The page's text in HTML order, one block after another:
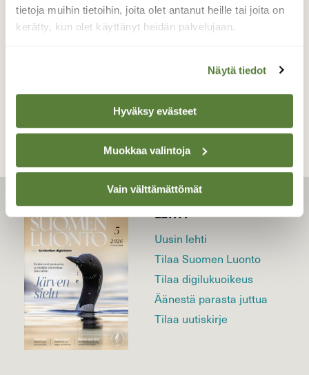
tietoja muihin tietoihin, joita olet antanut heille tai joita on
kerätty, kun olet käyttänyt heidän palvelujaan.
Näytä tiedot
Hyväksy evästeet
Muokkaa valintoja
Vain välttämättömät
Valokuvaaja: Risto Kangassalo, Raision keskusta
8.7.2021
LEHTI
Uusin lehti
Tilaa Suomen Luonto
Tilaa digilukuoikeus
Äänestä parasta juttua
Tilaa uutiskirje